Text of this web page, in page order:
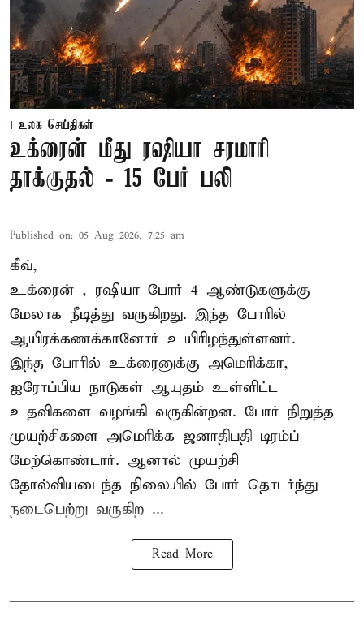
உலக செய்திகள்
உக்ரைன் மீது ரஷியா சரமாரி
தாக்குதல் - 15 பேர் பலி
Published on: 05 Aug 2026, 7:25 am
கீவ்,
உக்ரைன் , ரஷியா போர் 4 ஆண்டுகளுக்கு
மேலாக நீடித்து வருகிறது. இந்த போரில்
ஆயிரக்கணக்கானோர் உயிரிழந்துள்ளனர்.
இந்த போரில் உக்ரைனுக்கு அமெரிக்கா,
ஐரோப்பிய நாடுகள் ஆயுதம் உள்ளிட்ட
உதவிகளை வழங்கி வருகின்றன. போர் நிறுத்த
முயற்சிகளை அமெரிக்க ஜனாதிபதி டிரம்ப்
மேற்கொண்டார். ஆனால் முயற்சி
தோல்வியடைந்த நிலையில் போர் தொடர்ந்து
நடைபெற்று வருகிற ...
Read More